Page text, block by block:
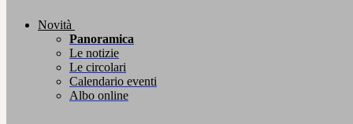
Novità
Panoramica
Le notizie
Le circolari
Calendario eventi
Albo online